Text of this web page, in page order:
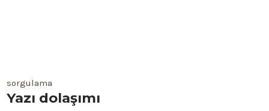
sorgulama
Yazı dolaşımı